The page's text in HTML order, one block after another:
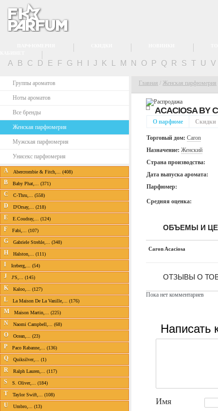
A B C D E F G H J K M N O P Q R S T U V
Группы ароматов
Ноты ароматов
Все бренды
Женская парфюмерия
Мужская парфюмерия
Унисекс парфюмерия
A Abercrombie & Fitch,... (408)
B Baby Phat,... (371)
C C-Thru,... (558)
D D'Orsay,... (218)
E E.Coudray,... (124)
F Fabi,... (107)
G Gabriele Strehle,... (348)
H Halston,... (111)
I Iceberg,... (54)
J J'S,... (145)
K Kaloo,... (127)
L La Maison De La Vanille,... (176)
M Maison Martin,... (225)
N Naomi Campbell,... (68)
O Ocean,... (23)
P Paco Rabanne,... (136)
Q Quiksilver,... (1)
R Ralph Lauren,... (117)
S S. Oliver,... (184)
T Taylor Swift,... (108)
U Umbro,... (13)
Главная / Женская парфюмерия
ACACIOSA BY
О парфюме
Торговый дом: Caron
Назначение: Женский
Страна производства:
Дата выпуска аромата:
Парфюмер:
Средняя оценка:
Скидки
ОБЪЕМЫ И
Caron Acaciosa
ОТЗЫВЫ О
Пока нет комментариев
Написать
Имя